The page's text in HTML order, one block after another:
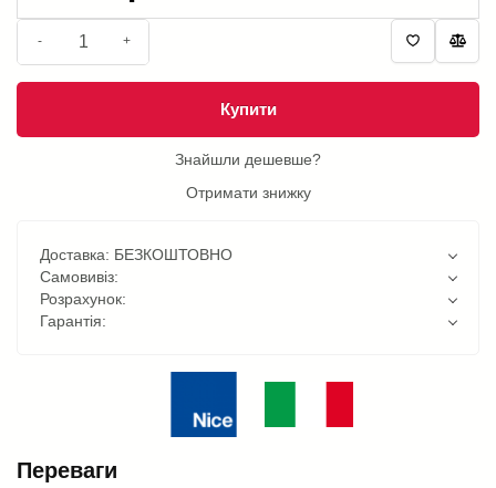
- +
Купити
Знайшли дешевше?
Отримати знижку
Доставка: БЕЗКОШТОВНО
Самовивіз:
Розрахунок:
Гарантія:
Переваги